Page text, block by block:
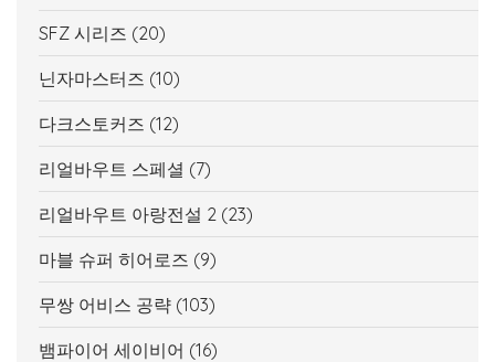
SFZ 시리즈 (20)
닌자마스터즈 (10)
다크스토커즈 (12)
리얼바우트 스페셜 (7)
리얼바우트 아랑전설 2 (23)
마블 슈퍼 히어로즈 (9)
무쌍 어비스 공략 (103)
뱀파이어 세이비어 (16)